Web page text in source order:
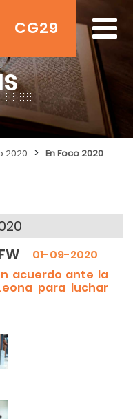
CG29
2020 > En Foco 2020
01-09-2020
acuerdo ante la
para luchar